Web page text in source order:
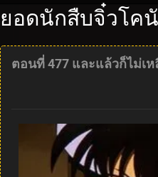
ยอดนักสืบจิ๋วโคนั
ตอนที่ 477 และแล้วก็ไม่เห